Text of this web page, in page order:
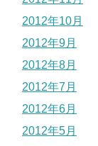
2012年10月
2012年9月
2012年8月
2012年7月
2012年6月
2012年5月